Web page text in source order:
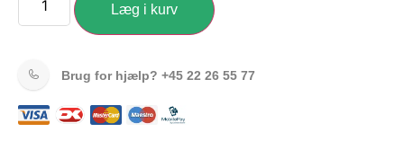
Læg i kurv
Brug for hjælp? +45 22 26 55 77